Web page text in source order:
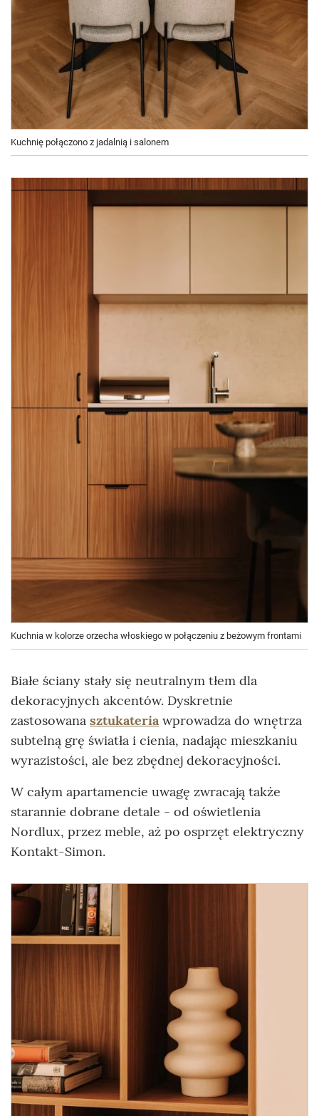
Kuchnię połączono z jadalnią i salonem
Kuchnia w kolorze orzecha włoskiego w połączeniu z beżowym frontami
Białe ściany stały się neutralnym tłem dla
dekoracyjnych akcentów. Dyskretnie
zastosowana sztukateria wprowadza do wnętrza
subtelną grę światła i cienia, nadając mieszkaniu
wyrazistości, ale bez zbędnej dekoracyjności.
W całym apartamencie uwagę zwracają także
starannie dobrane detale - od oświetlenia
Nordlux, przez meble, aż po osprzęt elektryczny
Kontakt-Simon.